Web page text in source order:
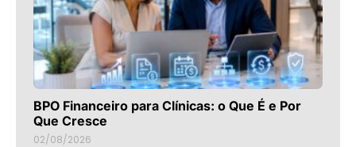
BPO Financeiro para Clínicas: o Que É e Por
Que Cresce
02/08/2026